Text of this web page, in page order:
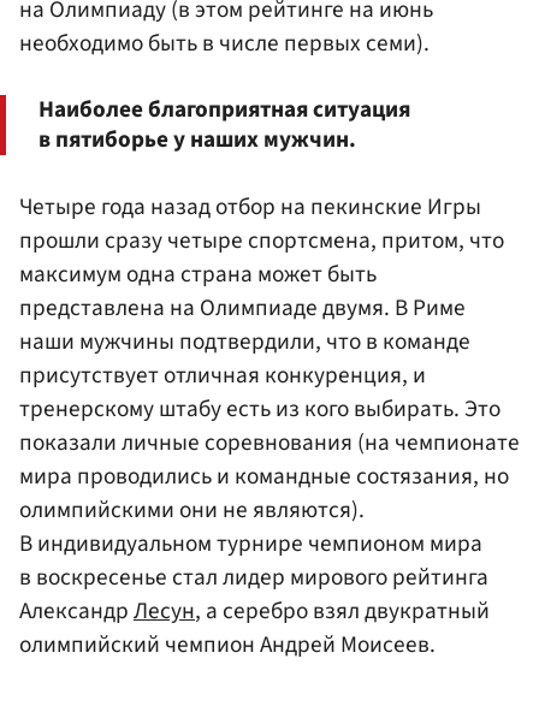
на Олимпиаду (в этом рейтинге на июнь
необходимо быть в числе первых семи).
Наиболее благоприятная ситуация
в пятиборье у наших мужчин.
Четыре года назад отбор на пекинские Игры
прошли сразу четыре спортсмена, притом, что
максимум одна страна может быть
представлена на Олимпиаде двумя. В Риме
наши мужчины подтвердили, что в команде
присутствует отличная конкуренция, и
тренерскому штабу есть из кого выбирать. Это
показали личные соревнования (на чемпионате
мира проводились и командные состязания, но
олимпийскими они не являются).
В индивидуальном турнире чемпионом мира
в воскресенье стал лидер мирового рейтинга
АлександрЛесун, а серебро взял двукратный
олимпийский чемпион Андрей Моисеев.